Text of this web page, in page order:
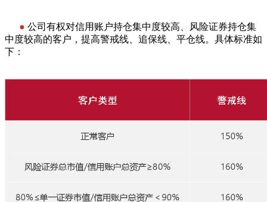
● 公司有权对信用账户持仓集中度较高、风险证券持仓集
中度较高的客户，提高警戒线、追保线、平仓线。具体标准如
下：